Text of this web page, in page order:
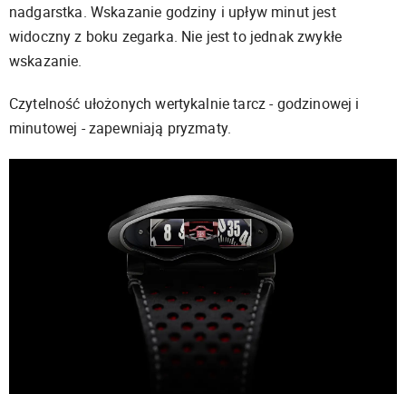
nadgarstka. Wskazanie godziny i upływ minut jest
widoczny z boku zegarka. Nie jest to jednak zwykłe
wskazanie.
Czytelność ułożonych wertykalnie tarcz - godzinowej i
minutowej - zapewniają pryzmaty.